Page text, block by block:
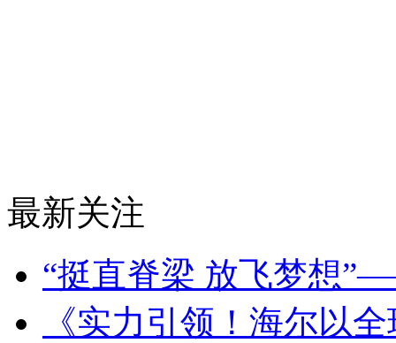
最新关注
“挺直脊梁 放飞梦想
《实力引领！海尔以